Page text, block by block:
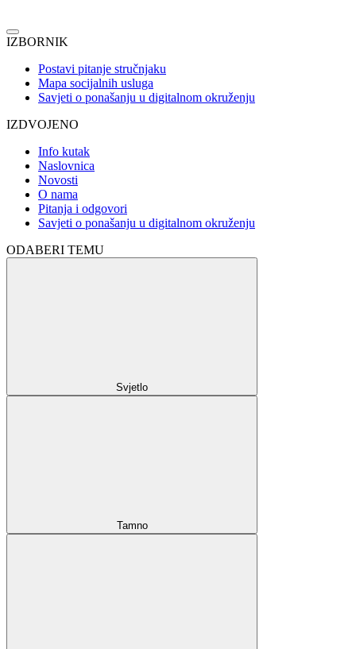
IZBORNIK
Postavi pitanje stručnjaku
Mapa socijalnih usluga
Savjeti o ponašanju u digitalnom okruženju
IZDVOJENO
Info kutak
Naslovnica
Novosti
O nama
Pitanja i odgovori
Savjeti o ponašanju u digitalnom okruženju
ODABERI TEMU
Svjetlo
Tamno